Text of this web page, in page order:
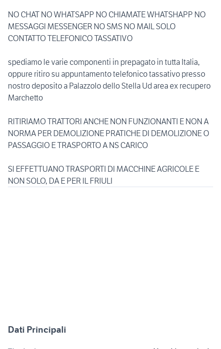
NO CHAT NO WHATSAPP NO CHIAMATE WHATSHAPP NO
MESSAGGI MESSENGER NO SMS NO MAIL SOLO
CONTATTO TELEFONICO TASSATIVO
spediamo le varie componenti in prepagato in tutta Italia,
oppure ritiro su appuntamento telefonico tassativo presso
nostro deposito a Palazzolo dello Stella Ud area ex recupero
Marchetto
RITIRIAMO TRATTORI ANCHE NON FUNZIONANTI E NON A
NORMA PER DEMOLIZIONE PRATICHE DI DEMOLIZIONE O
PASSAGGIO E TRASPORTO A NS CARICO
SI EFFETTUANO TRASPORTI DI MACCHINE AGRICOLE E
Dati Principali